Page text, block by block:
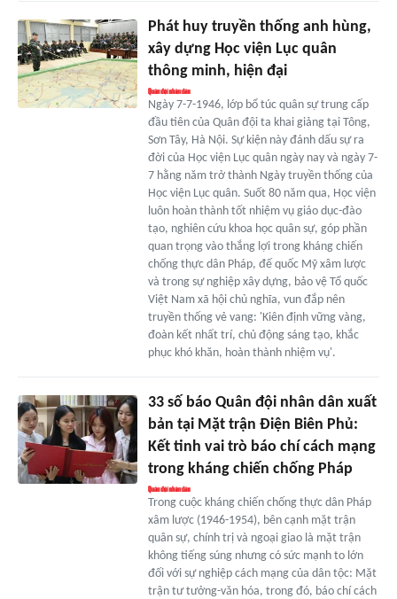
Phát huy truyền thống anh hùng,
xây dựng Học viện Lục quân
thông minh, hiện đại
Ngày 7-7-1946, lớp bổ túc quân sự trung cấp
đầu tiên của Quân đội ta khai giảng tại Tông,
Sơn Tây, Hà Nội. Sự kiện này đánh dấu sự ra
đời của Học viện Lục quân ngày nay và ngày 7-
7 hằng năm trở thành Ngày truyền thống của
Học viện Lục quân. Suốt 80 năm qua, Học viện
luôn hoàn thành tốt nhiệm vụ giáo dục-đào
tạo, nghiên cứu khoa học quân sự, góp phần
quan trọng vào thắng lợi trong kháng chiến
chống thực dân Pháp, đế quốc Mỹ xâm lược
và trong sự nghiệp xây dựng, bảo vệ Tổ quốc
Việt Nam xã hội chủ nghĩa, vun đắp nên
truyền thống vẻ vang: 'Kiên định vững vàng,
đoàn kết nhất trí, chủ động sáng tạo, khắc
phục khó khăn, hoàn thành nhiệm vụ'.
33 số báo Quân đội nhân dân xuất
bản tại Mặt trận Điện Biên Phủ:
Kết tinh vai trò báo chí cách mạng
trong kháng chiến chống Pháp
Trong cuộc kháng chiến chống thực dân Pháp
xâm lược (1946-1954), bên cạnh mặt trận
quân sự, chính trị và ngoại giao là mặt trận
không tiếng súng nhưng có sức mạnh to lớn
đối với sự nghiệp cách mạng của dân tộc: Mặt
trận tư tưởng-văn hóa, trong đó, báo chí cách